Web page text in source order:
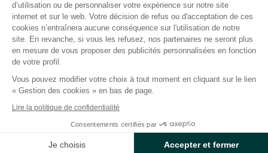
Existe-t-il des aides pour
s’équiper ?
Non, bien qu’elles permettent de faire des économies
aux aides à la rénovation énergétique. En revanche, dans
le cas d’un système hydraulique, les dispositifs de
d’utilisation ou de personnaliser votre expérience sur notre site
internet et sur le web. Votre décision de refus ou d'acceptation de ces
cookies n’entraînera aucune conséquence sur l'utilisation de notre
site. En revanche, si vous les refusez, nos partenaires ne seront plus
en mesure de vous proposer des publicités personnalisées en fonction
de votre profil.
Vous pouvez modifier votre choix à tout moment en cliquant sur le lien
« Gestion des cookies » en bas de page.
Lire la politique de confidentialité
Consentements certifiés par
Je choisis Accepter et fermer
Axeptio consent